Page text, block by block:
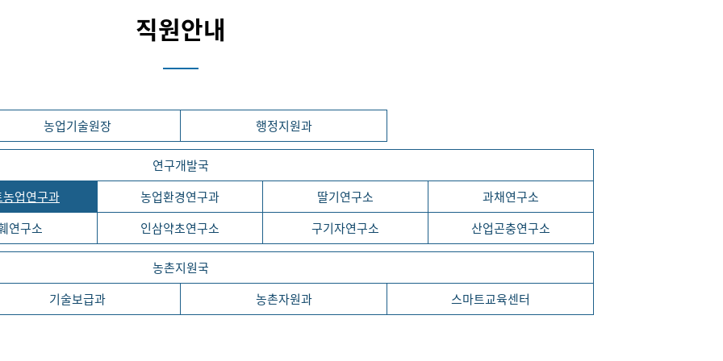
직원안내
농업기술원장 행정지원과
연구개발국
업연구과
농업환경연구과 딸기연구소
과채연구소
연구소
인삼약초연구소 구기자연구소 산업곤충연구소
농촌지원국
기술보급과
농촌자원과 스마트교육센터